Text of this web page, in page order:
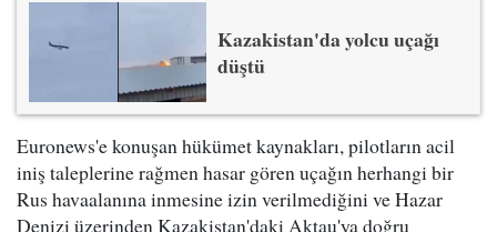
Kazakistan'da yolcu uçağı
düştü
Euronews'e konuşan hükümet kaynakları, pilotların acil
iniş taleplerine rağmen hasar gören uçağın herhangi bir
Rus havaalanına inmesine izin verilmediğini ve Hazar
Denizi üzerinden Kazakistan'daki Aktau'ya doğru